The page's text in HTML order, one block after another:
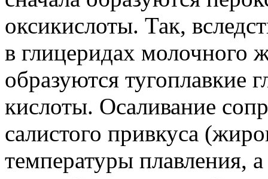
оксикислоты. Так,
в глицеридах молочного
образуются тугоплавкие
кислоты. Осаливание
салистого привкуса
температуры плавления,